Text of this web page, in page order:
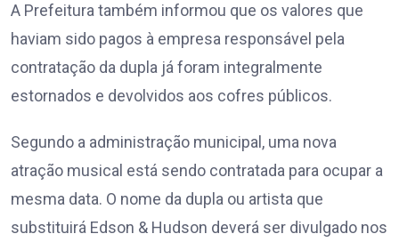
A Prefeitura também informou que os valores que
haviam sido pagos à empresa responsável pela
contratação da dupla já foram integralmente
estornados e devolvidos aos cofres públicos.
Segundo a administração municipal, uma nova
atração musical está sendo contratada para ocupar a
mesma data. O nome da dupla ou artista que
substituirá Edson & Hudson deverá ser divulgado nos